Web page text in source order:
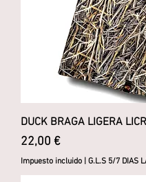
DUCK BRAGA LIGERA
Precio
22,00 €
Impuesto incluido G.L.S 5/7 DIAS